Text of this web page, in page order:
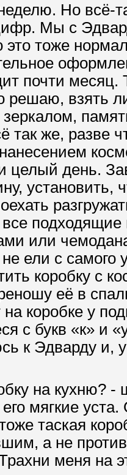
Но всё-
Мы с
это тоже
почти
решаю, взять
зеркалом,
так же, разве
целый день.
установить,
подходящие
или
ели с самого
коробку с
её в
коробке у
с букв «к» и
к Эдварду и,
на кухню? -
мягкие
таская
а не
меня на